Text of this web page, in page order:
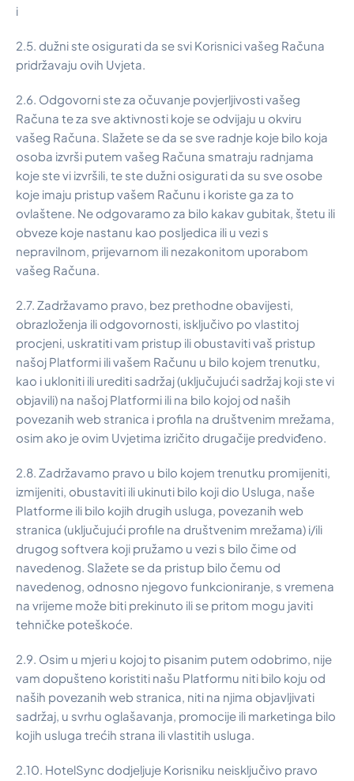
i
2.5. dužni ste osigurati da se svi Korisnici vašeg Računa
pridržavaju ovih Uvjeta.
2.6. Odgovorni ste za očuvanje povjerljivosti vašeg
Računa te za sve aktivnosti koje se odvijaju u okviru
vašeg Računa. Slažete se da se sve radnje koje bilo koja
osoba izvrši putem vašeg Računa smatraju radnjama
koje ste vi izvršili, te ste dužni osigurati da su sve osobe
koje imaju pristup vašem Računu i koriste ga za to
ovlaštene. Ne odgovaramo za bilo kakav gubitak, štetu ili
obveze koje nastanu kao posljedica ili u vezi s
nepravilnom, prijevarnom ili nezakonitom uporabom
vašeg Računa.
2.7. Zadržavamo pravo, bez prethodne obavijesti,
obrazloženja ili odgovornosti, isključivo po vlastitoj
procjeni, uskratiti vam pristup ili obustaviti vaš pristup
našoj Platformi ili vašem Računu u bilo kojem trenutku,
kao i ukloniti ili urediti sadržaj (uključujući sadržaj koji ste vi
objavili) na našoj Platformi ili na bilo kojoj od naših
povezanih web stranica i profila na društvenim mrežama,
osim ako je ovim Uvjetima izričito drugačije predviđeno.
2.8. Zadržavamo pravo u bilo kojem trenutku promijeniti,
izmijeniti, obustaviti ili ukinuti bilo koji dio Usluga, naše
Platforme ili bilo kojih drugih usluga, povezanih web
stranica (uključujući profile na društvenim mrežama) i/ili
drugog softvera koji pružamo u vezi s bilo čime od
navedenog. Slažete se da pristup bilo čemu od
navedenog, odnosno njegovo funkcioniranje, s vremena
na vrijeme može biti prekinuto ili se pritom mogu javiti
tehničke poteškoće.
2.9. Osim u mjeri u kojoj to pisanim putem odobrimo, nije
vam dopušteno koristiti našu Platformu niti bilo koju od
naših povezanih web stranica, niti na njima objavljivati
sadržaj, u svrhu oglašavanja, promocije ili marketinga bilo
kojih usluga trećih strana ili vlastitih usluga.
2.10. HotelSync dodjeljuje Korisniku neisključivo pravo